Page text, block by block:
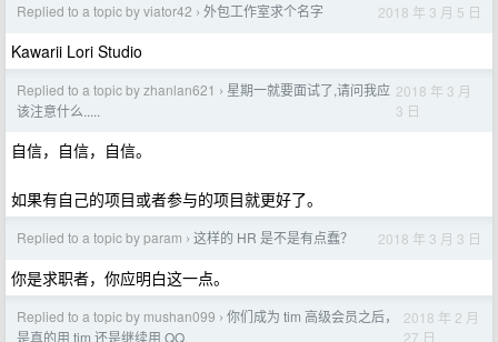
Replied to a topic by viator42 › 外包工作室求个名字 2018 年 3 月 5 日
Kawarii Lori Studio
Replied to a topic by zhanlan621 › 星期一就要面试了,请问我应
该注意什么.....
2018 年 3 月
3 日
自信，自信，自信。
如果有自己的项目或者参与的项目就更好了。
Replied to a topic by param › 这样的 HR 是不是有点蠢？ 2018 年 3 月 3 日
你是求职者，你应明白这一点。
Replied to a topic by mushan099 › 你们成为 tim 高级会员之后，
是真的用 tim 还是继续用 QQ
2018 年 2 月
27 日